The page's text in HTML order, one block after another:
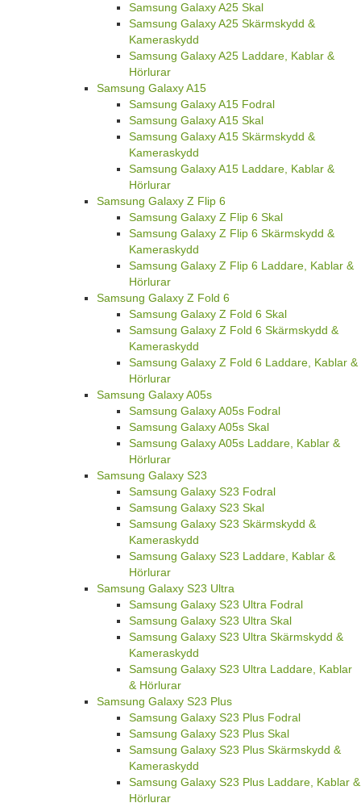
Samsung Galaxy A25 Skal
Samsung Galaxy A25 Skärmskydd &
Kameraskydd
Samsung Galaxy A25 Laddare, Kablar &
Hörlurar
Samsung Galaxy A15
Samsung Galaxy A15 Fodral
Samsung Galaxy A15 Skal
Samsung Galaxy A15 Skärmskydd &
Kameraskydd
Samsung Galaxy A15 Laddare, Kablar &
Hörlurar
Samsung Galaxy Z Flip 6
Samsung Galaxy Z Flip 6 Skal
Samsung Galaxy Z Flip 6 Skärmskydd &
Kameraskydd
Samsung Galaxy Z Flip 6 Laddare, Kablar &
Hörlurar
Samsung Galaxy Z Fold 6
Samsung Galaxy Z Fold 6 Skal
Samsung Galaxy Z Fold 6 Skärmskydd &
Kameraskydd
Samsung Galaxy Z Fold 6 Laddare, Kablar &
Hörlurar
Samsung Galaxy A05s
Samsung Galaxy A05s Fodral
Samsung Galaxy A05s Skal
Samsung Galaxy A05s Laddare, Kablar &
Hörlurar
Samsung Galaxy S23
Samsung Galaxy S23 Fodral
Samsung Galaxy S23 Skal
Samsung Galaxy S23 Skärmskydd &
Kameraskydd
Samsung Galaxy S23 Laddare, Kablar &
Hörlurar
Samsung Galaxy S23 Ultra
Samsung Galaxy S23 Ultra Fodral
Samsung Galaxy S23 Ultra Skal
Samsung Galaxy S23 Ultra Skärmskydd &
Kameraskydd
Samsung Galaxy S23 Ultra Laddare, Kablar
& Hörlurar
Samsung Galaxy S23 Plus
Samsung Galaxy S23 Plus Fodral
Samsung Galaxy S23 Plus Skal
Samsung Galaxy S23 Plus Skärmskydd &
Kameraskydd
Samsung Galaxy S23 Plus Laddare, Kablar &
Hörlurar